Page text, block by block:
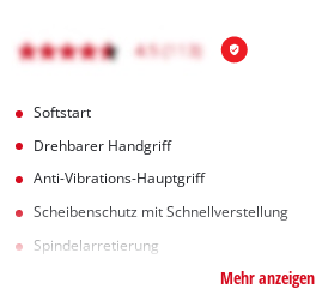
Softstart
Drehbarer Handgriff
Anti-Vibrations-Hauptgriff
Scheibenschutz mit Schnellverstellung
Spindelarretierung
Mehr anzeigen